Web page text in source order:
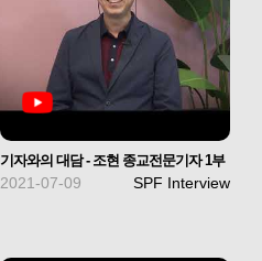
기자와의 대담 - 조현 종교전문기자 1부
2021-07-09 SPF Interview